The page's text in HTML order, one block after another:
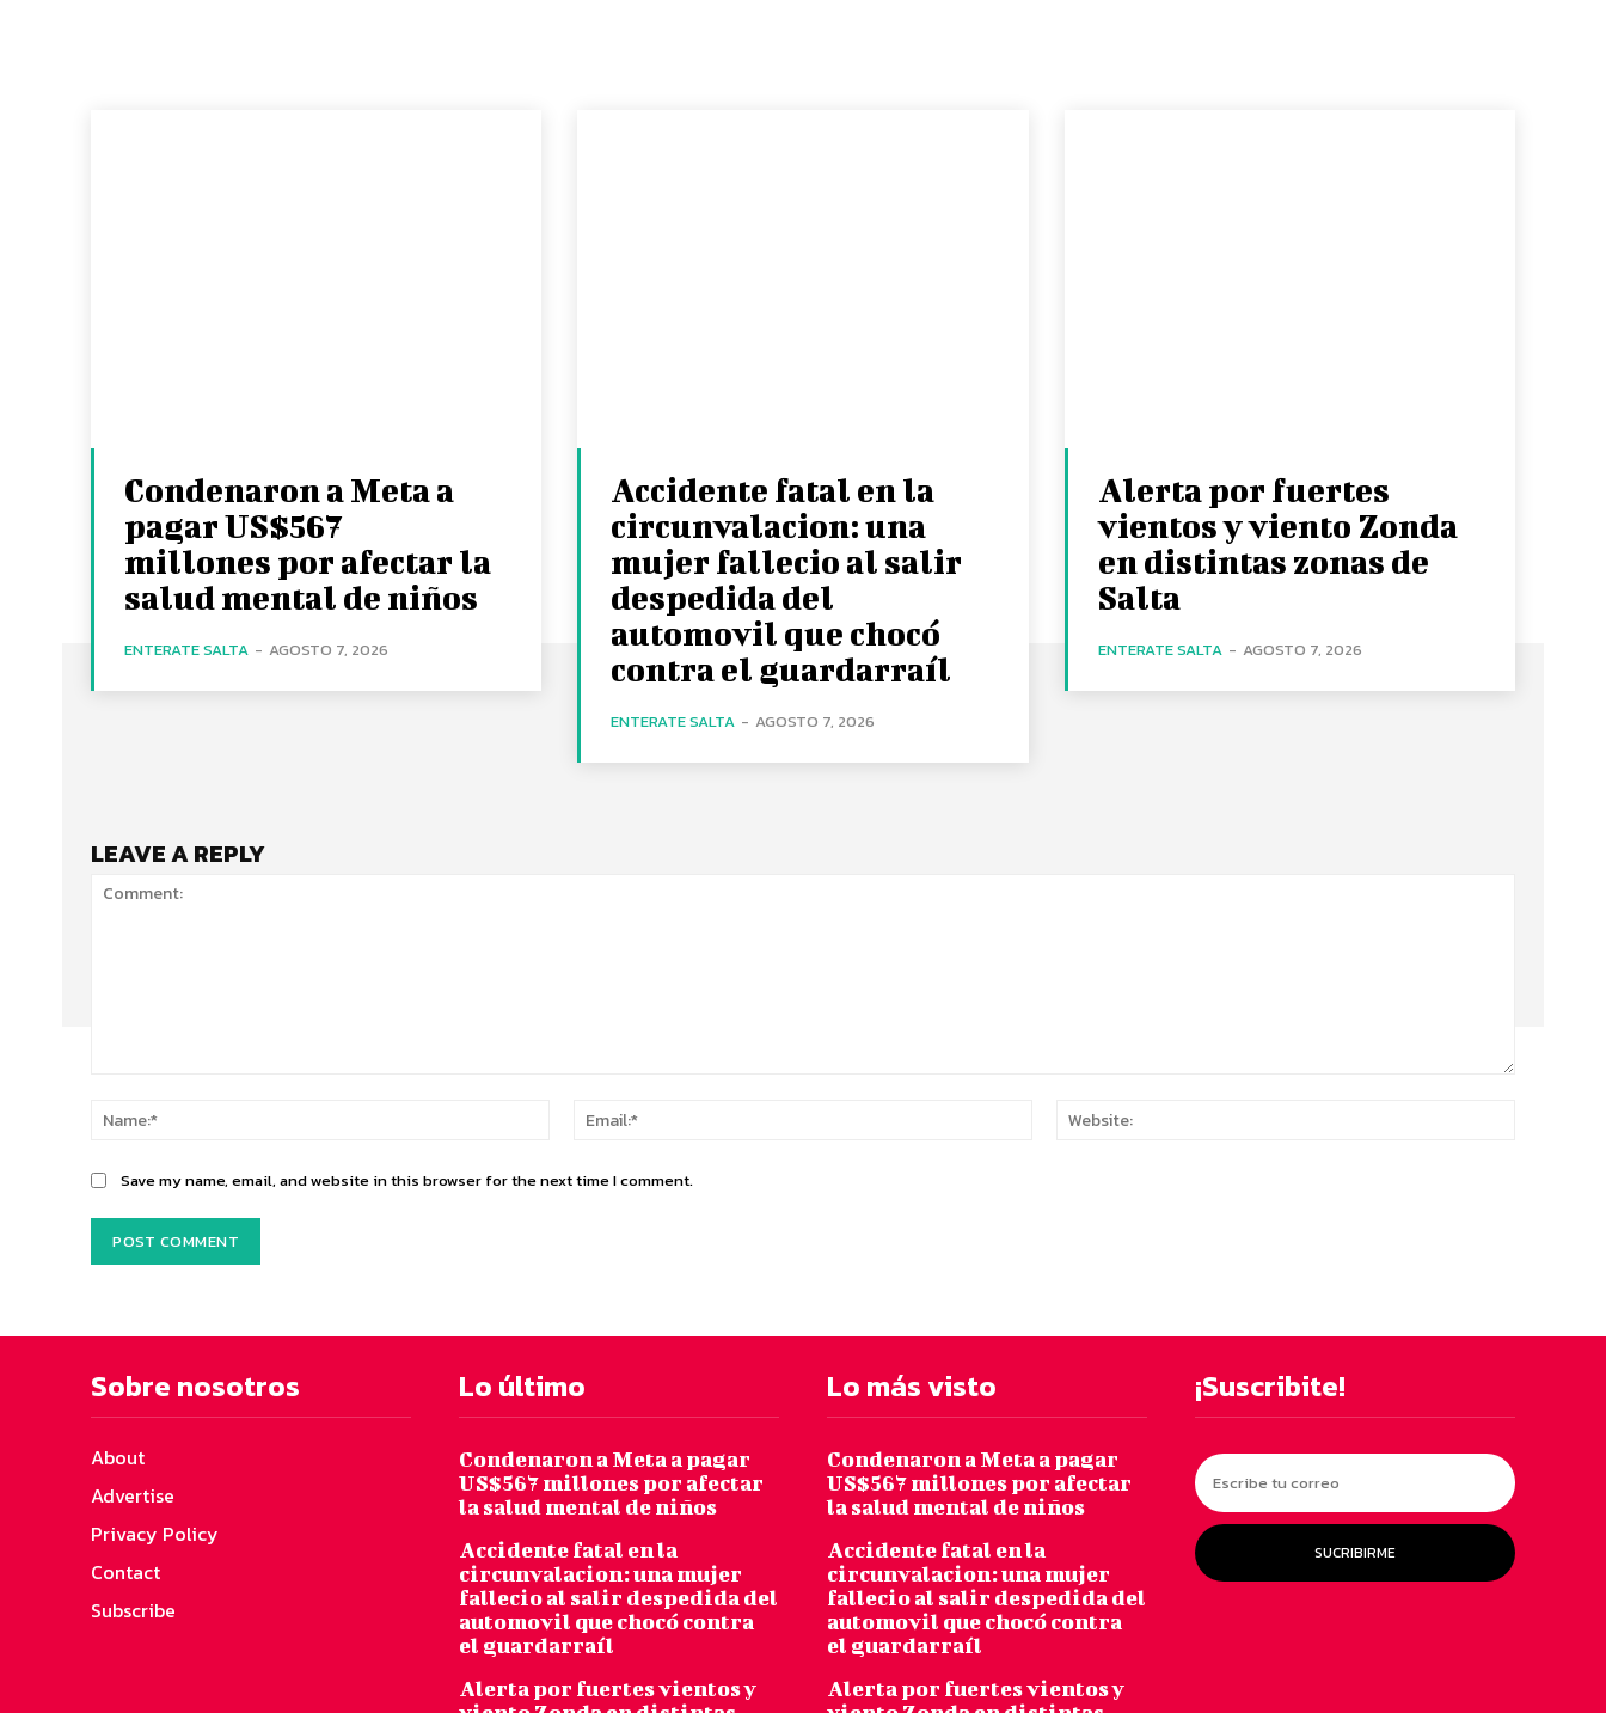
Condenaron a Meta a
pagar US$567
millones por afectar la
salud mental de niños
ENTERATE SALTA - AGOSTO 7, 2026
Accidente fatal en la
circunvalacion: una
mujer fallecio al salir
despedida del
automovil que chocó
contra el guardarraíl
ENTERATE SALTA - AGOSTO 7, 2026
Alerta por fuertes
vientos y viento Zonda
en distintas zonas de
Salta
ENTERATE SALTA - AGOSTO 7, 2026
LEAVE A REPLY
Name:*
Email:*
Save my name, email, and website in this browser for the next time I comment.
Sobre nosotros
About
Advertise
Privacy Policy
Contact
Subscribe
Lo último
Condenaron a Meta a pagar
US$567 millones por afectar
la salud mental de niños
Accidente fatal en la
circunvalacion: una mujer
fallecio al salir despedida del
automovil que chocó contra
el guardarraíl
Alerta por fuertes vientos y
Lo más visto
Condenaron a Meta a pagar
US$567 millones por afectar
la salud mental de niños
Accidente fatal en la
circunvalacion: una mujer
fallecio al salir despedida del
automovil que chocó contra
el guardarraíl
Alerta por fuertes vientos y
¡Suscribite!
SUCRIBIRME